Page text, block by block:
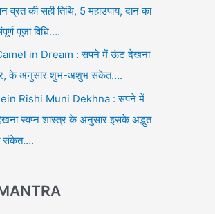
व्रत की सही तिथि, 5 महाउपाय, दान का
पूजा विधि….
in Dream : सपने में ऊंट देखना
के अनुसार शुभ-अशुभ संकेत….
Rishi Muni Dekhna : सपने में
स्वप्न शास्त्र के अनुसार इसके अद्भुत
संकेत….